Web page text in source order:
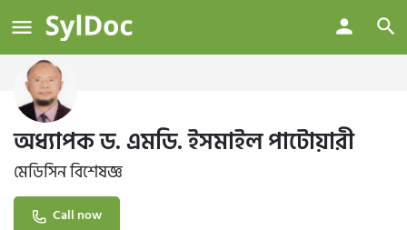
অধ্যাপক ড. এমডি. ইসমাইল পাটোয়ারী
মেডিসিন বিশেষজ্ঞ
Call now